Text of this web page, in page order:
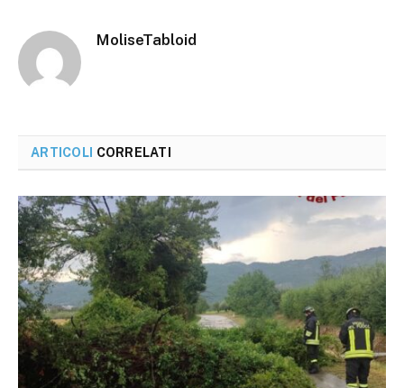
MoliseTabloid
ARTICOLI CORRELATI